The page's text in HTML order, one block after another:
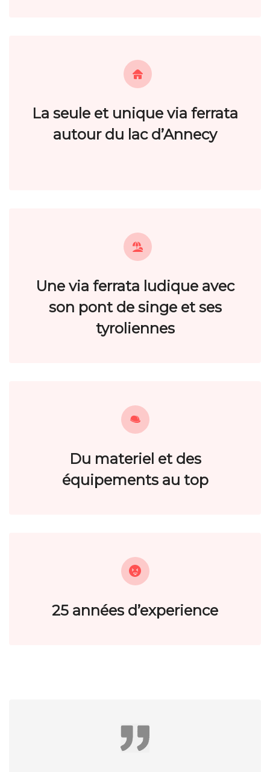
La seule et unique via ferrata
autour du lac d’Annecy
Une via ferrata ludique avec
son pont de singe et ses
tyroliennes
Du materiel et des
équipements au top
25 années d’experience